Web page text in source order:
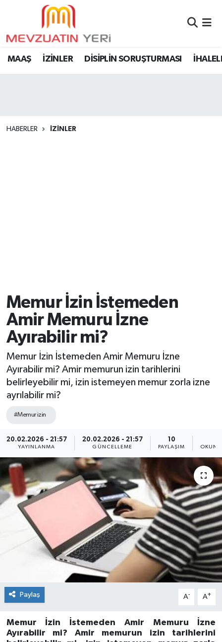
MAAŞ İZİNLER DİSİPLİN SORUŞTURMASI
HABERLER İZİNLER
Memur İzin İstemeden
Amir Memuru İzne
Ayırabilir mi?
Memur İzin İstemeden Amir Memuru İzne
Ayırabilir mi? Amir memurun izin tarihlerini
belirleyebilir mi, izin istemeyen memur zorla izne
ayrılabilir mi?
#Memur izin
20.02.2026 - 21:57
YAYINLANMA
20.02.2026 - 21:57
GÜNCELLEME
10
PAYLAŞIM
Paylaş A- A+
Memur İzin İstemeden Amir Memuru İzne
Ayırabilir mi? Amir memurun izin tarihlerini